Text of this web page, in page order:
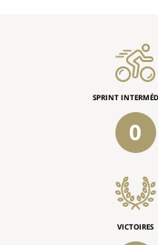
SPRINT
0
VICTOIRES